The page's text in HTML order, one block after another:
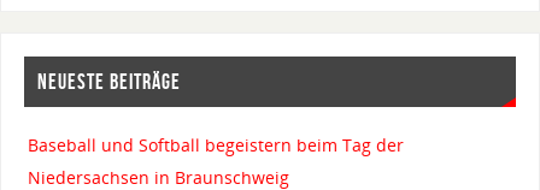
NEUESTE BEITRÄGE
Baseball und Softball begeistern beim Tag der
Niedersachsen in Braunschweig